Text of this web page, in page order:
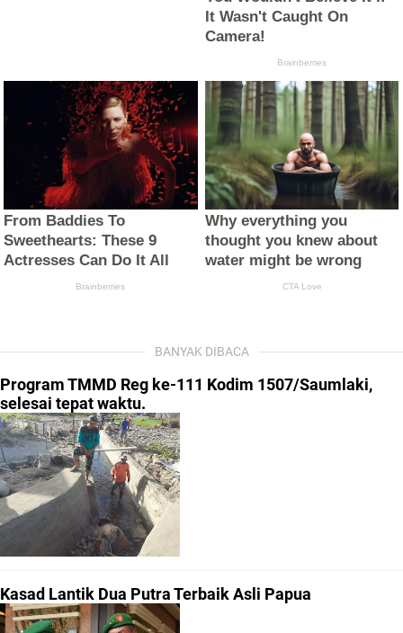
BANYAK DIBACA
Program TMMD Reg ke-111 Kodim 1507/Saumlaki,
selesai tepat waktu.
Kasad Lantik Dua Putra Terbaik Asli Papua